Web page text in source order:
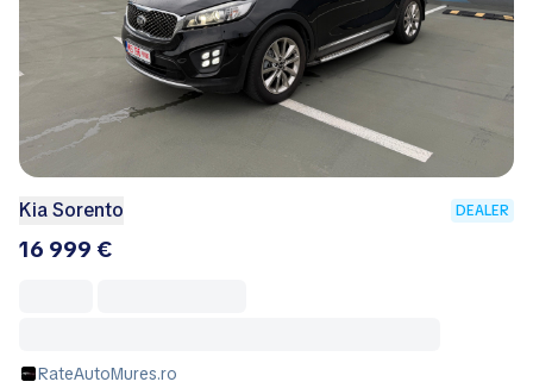
Kia Sorento DEALER
16 999 €
RateAutoMures.ro